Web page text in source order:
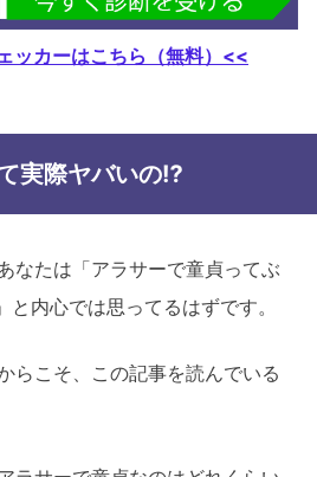
ッカーはこちら（無料）<<
実際ヤバいの⁉
なたは「アラサーで童貞ってぶ
内心では思ってるはずです。
らこそ、この記事を読んでいる